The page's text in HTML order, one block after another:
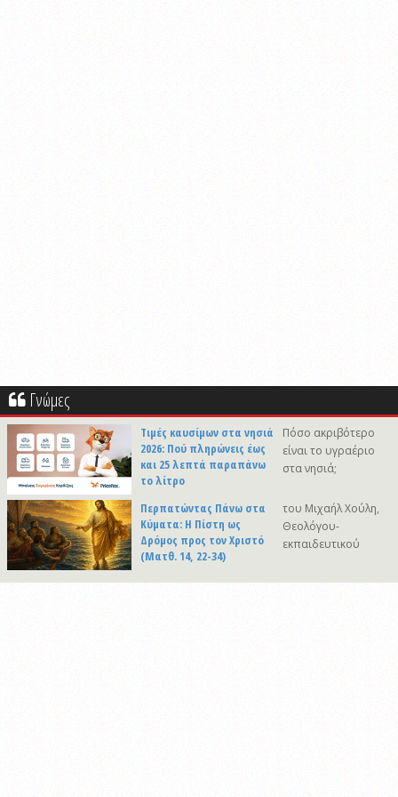
Γνώμες
Τιμές καυσίμων στα νησιά
2026: Πού πληρώνεις έως
και 25 λεπτά παραπάνω
το λίτρο
Πόσο ακριβότερο
είναι το υγραέριο
στα νησιά;
Περπατώντας Πάνω στα
Κύματα: Η Πίστη ως
Δρόμος προς τον Χριστό
(Ματθ. 14, 22-34)
του Μιχαήλ Χούλη,
Θεολόγου-
εκπαιδευτικού